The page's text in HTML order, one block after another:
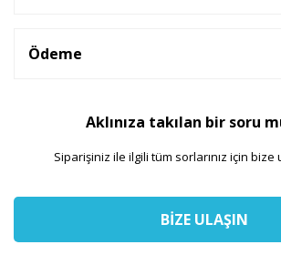
Ödeme
Aklınıza takılan bir soru
Siparişiniz ile ilgili tüm sorlarınız için
BİZE ULAŞIN